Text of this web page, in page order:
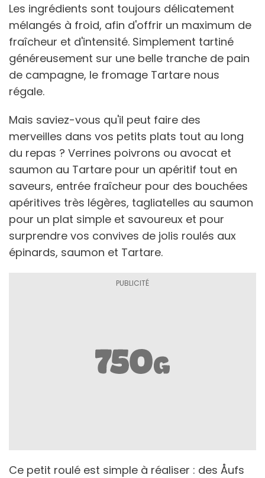
Les ingrédients sont toujours délicatement
mélangés à froid, afin d'offrir un maximum de
fraîcheur et d'intensité. Simplement tartiné
généreusement sur une belle tranche de pain
de campagne, le fromage Tartare nous
régale.
Mais saviez-vous qu'il peut faire des
merveilles dans vos petits plats tout au long
du repas ? Verrines poivrons ou avocat et
saumon au Tartare pour un apéritif tout en
saveurs, entrée fraîcheur pour des bouchées
apéritives très légères, tagliatelles au saumon
pour un plat simple et savoureux et pour
surprendre vos convives de jolis roulés aux
épinards, saumon et Tartare.
Ce petit roulé est simple à réaliser : des Åufs